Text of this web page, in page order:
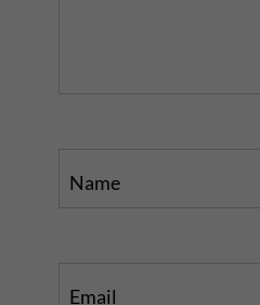
Name
Email